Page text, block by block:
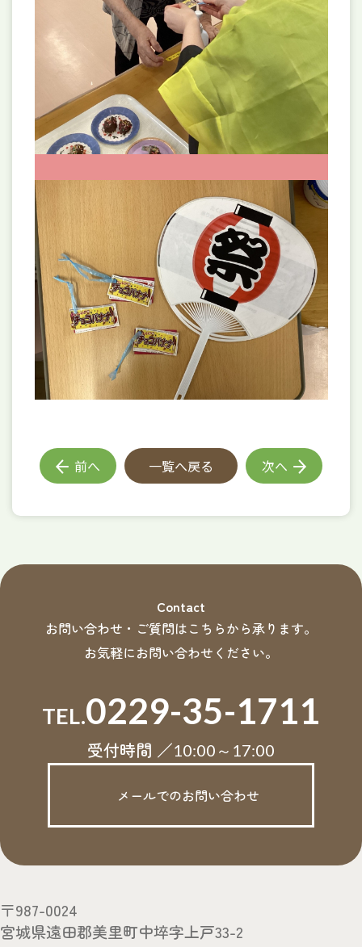
一覧へ戻る
前へ 次へ
Contact
お問い合わせ・ご質問はこちらから承ります。
お気軽にお問い合わせください。
TEL.0229-35-1711
受付時間 ／10:00～17:00
メールでのお問い合わせ
〒987-0024
宮城県遠田郡美里町中埣字上戸33-2